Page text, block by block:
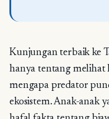
Kunjungan terbaik ke
hanya tentang melihat
mengapa predator
ekosistem. Anak-anak